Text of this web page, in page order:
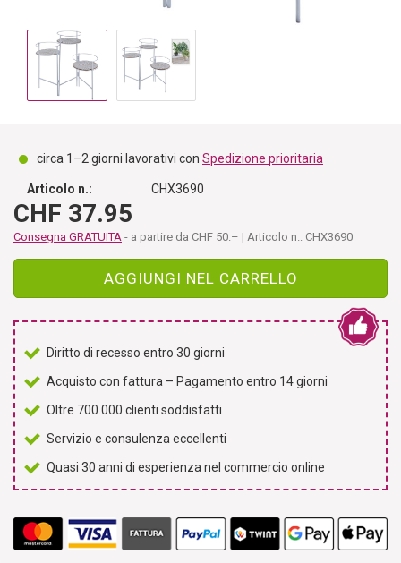
circa 1–2 giorni lavorativi con Spedizione prioritaria
Articolo n.: CHX3690
CHF 37.95
Consegna GRATUITA - a partire da CHF 50.– | Articolo n.: CHX3690
AGGIUNGI NEL CARRELLO
Diritto di recesso entro 30 giorni
Acquisto con fattura – Pagamento entro 14 giorni
Oltre 700.000 clienti soddisfatti
Servizio e consulenza eccellenti
Quasi 30 anni di esperienza nel commercio online